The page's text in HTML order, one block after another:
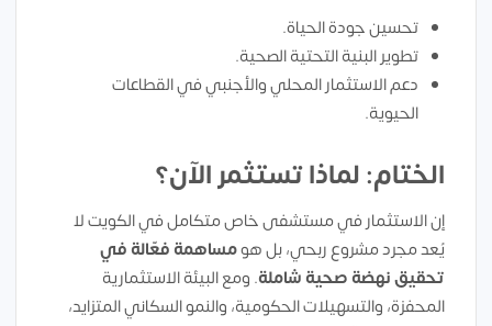
تحسين جودة الحياة.
تطوير البنية التحتية الصحية.
دعم الاستثمار المحلي والأجنبي في القطاعات
الحيوية.
الختام: لماذا تستثمر الآن؟
إن الاستثمار في مستشفى خاص متكامل في الكويت لا
يُعد مجرد مشروع ربحي، بل هومساهمة فعّالة في
تحقيق نهضة صحية شاملة. ومع البيئة الاستثمارية
المحفزة، والتسهيلات الحكومية، والنمو السكاني المتزايد،